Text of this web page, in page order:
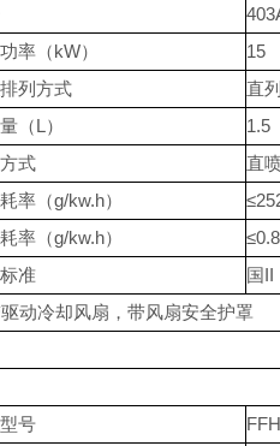
率（kW）
15
列方式
直列
（L）
1.5
式
直
率（g/kw.h）
率（g/kw.h）
≤0.8
准
国II
动冷却风扇，带风扇安全护罩
号